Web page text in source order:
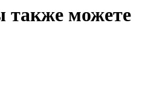
также можете